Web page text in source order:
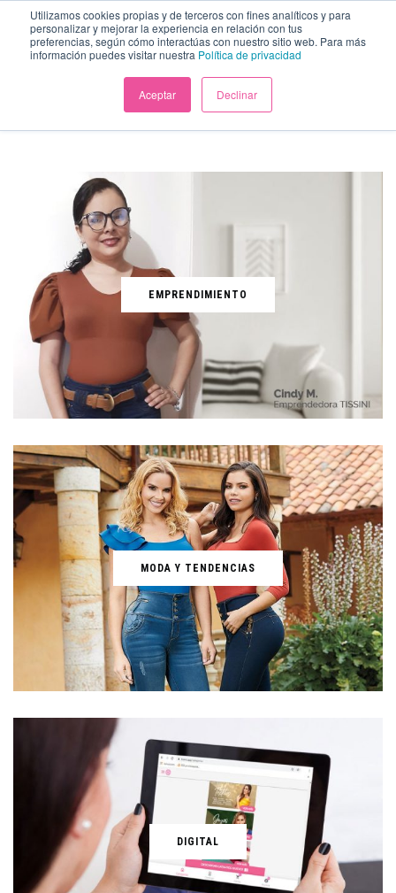
Utilizamos cookies propias y de terceros con fines analíticos y para
personalizar y mejorar la experiencia en relación con tus
preferencias, según cómo interactúas con nuestro sitio web. Para más
información puedes visitar nuestra Política de privacidad
Aceptar Declinar
EMPRENDIMIENTO
MODA Y TENDENCIAS
DIGITAL